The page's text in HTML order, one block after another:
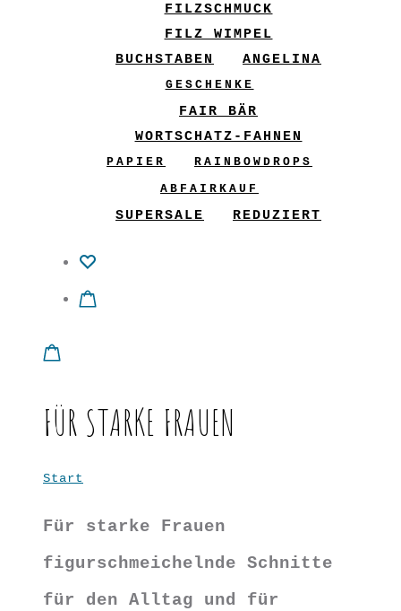
FILZSCHMUCK
FILZ WIMPEL
BUCHSTABEN
ANGELINA
GESCHENKE
FAIR BÄR
WORTSCHATZ-FAHNEN
PAPIER
RAINBOWDROPS
ABFAIRKAUF
SUPERSALE REDUZIERT
FÜR STARKE FRAUEN
Start
Für starke Frauen
figurschmeichelnde Schnitte
für den Alltag und für